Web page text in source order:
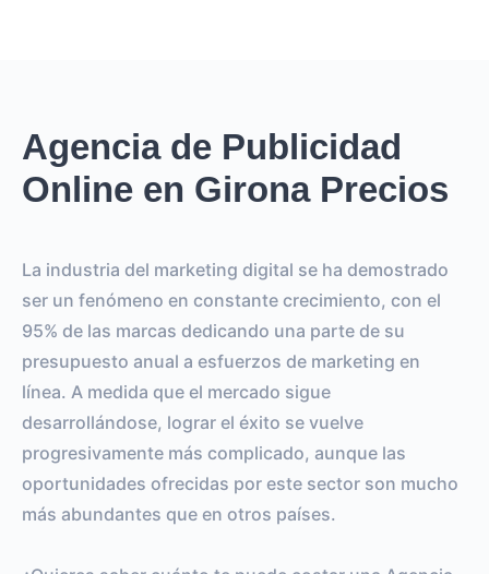
Agencia de Publicidad
Online en Girona Precios
La industria del marketing digital se ha demostrado
ser un fenómeno en constante crecimiento, con el
95% de las marcas dedicando una parte de su
presupuesto anual a esfuerzos de marketing en
línea. A medida que el mercado sigue
desarrollándose, lograr el éxito se vuelve
progresivamente más complicado, aunque las
oportunidades ofrecidas por este sector son mucho
más abundantes que en otros países.